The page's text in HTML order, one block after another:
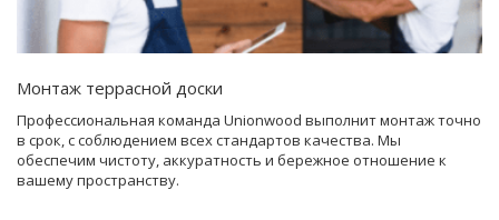
Монтаж террасной доски
Профессиональная команда Unionwood выполнит монтаж точно
в срок, с соблюдением всех стандартов качества. Мы
обеспечим чистоту, аккуратность и бережное отношение к
вашему пространству.